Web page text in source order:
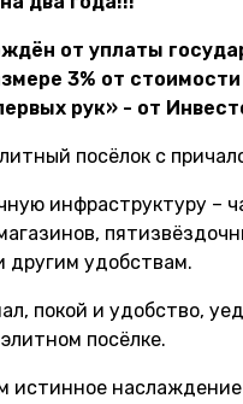
от уплаты
3% от
рук» - от
посёлок с
инфраструктуру –
другим удобствам.
покой и удобство,
посёлке.
истинное